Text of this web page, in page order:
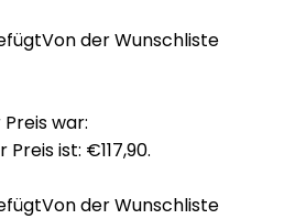
Von der Wunschliste
war:
ist: €117,90.
Von der Wunschliste